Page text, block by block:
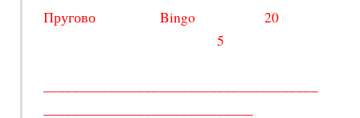
Пругово Bingo 20
5